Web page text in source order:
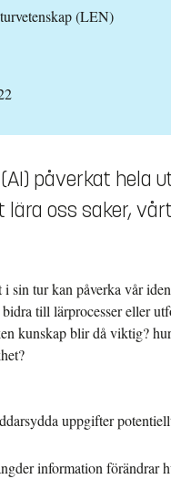
(LEN)
påverkat hela
oss saker,
sin tur kan påverka vår
till lärprocesser eller
kunskap blir då viktig?
uppgifter
information förändrar